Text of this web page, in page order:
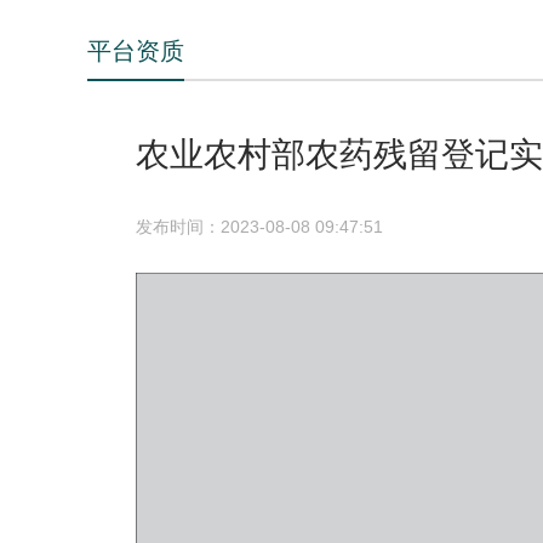
平台资质
农业农村部农药残留登记
发布时间：2023-08-08 09:47:51